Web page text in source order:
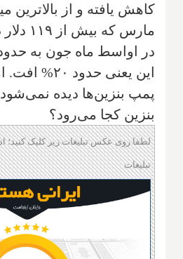
کاهش یافته و از بالاترین
مارس که
این یعنی حدود
پمپ بنزین‌ها دیده
بنزین کجا می‌رود؟
لطفا روی عکس تبلیغات زیر کلیک کنید؛
تبلیغات